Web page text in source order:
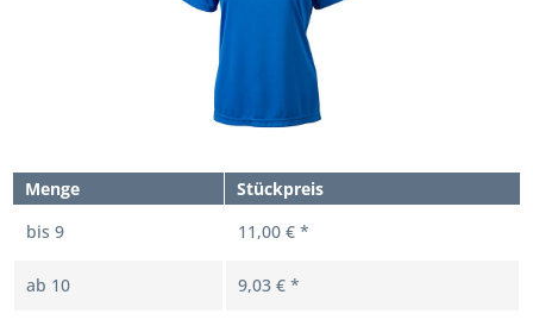
Menge
Stückpreis
bis 9 11,00 € *
ab 10 9,03 € *